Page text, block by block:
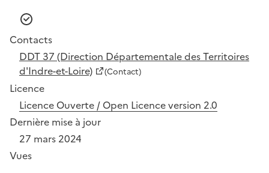
Contacts
DDT 37 (Direction Départementale des Territoires
d'Indre-et-Loire)
(Contact)
Licence
Licence Ouverte / Open Licence version 2.0
Dernière mise à jour
27 mars 2024
Vues